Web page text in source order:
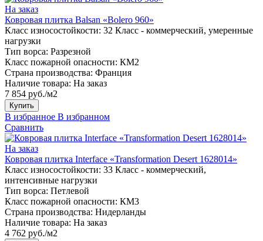
На заказ
Ковровая плитка Balsan «Bolero 960»
Класс износостойкости: 32 Класс - коммерческий, умеренные
нагрузки
Тип ворса: Разрезной
Класс пожарной опасности: КМ2
Страна производства: Франция
Наличие товара: На заказ
7 854 руб./м2
Купить
В избранное В избранном
Сравнить
На заказ
Ковровая плитка Interface «Transformation Desert 1628014»
Класс износостойкости: 33 Класс - коммерческий,
интенсивные нагрузки
Тип ворса: Петлевой
Класс пожарной опасности: КМ3
Страна производства: Нидерланды
Наличие товара: На заказ
4 762 руб./м2